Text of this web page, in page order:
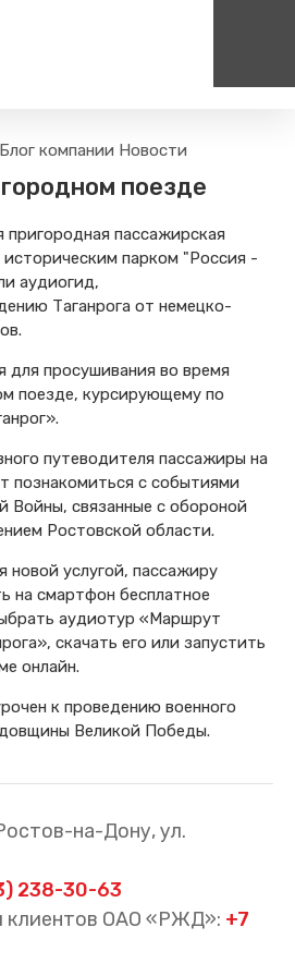
и
Туризм
Аудиогиды
Тревел-шоу на электричке
экстренных служб
Блог компании Новости
поезде
пассажирская
парком "Россия -
аудиогид,
Таганрога от немецко-
для просушивания во время
поезде, курсирующему по
путеводителя пассажиры на
познакомиться с событиями
Войны, связанные с обороной
Ростовской области.
новой услугой, пассажиру
на смартфон бесплатное
аудиотур «Маршрут
скачать его или запустить
онлайн.
к проведению военного
Великой Победы.
на-Дону, ул.
238-30-63
клиентов ОАО «РЖД»: +7